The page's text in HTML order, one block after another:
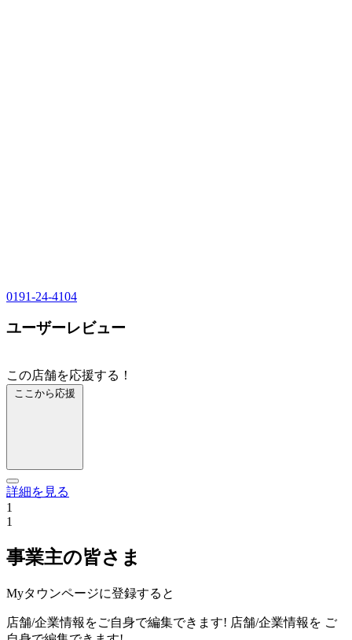
0191-24-4104
ユーザーレビュー
この店舗を応援する！
ここから応援
詳細を見る
1
1
事業主の皆さま
Myタウンページに登録すると
店舗/企業情報をご自身で編集できます! 店舗/企業情報を ご